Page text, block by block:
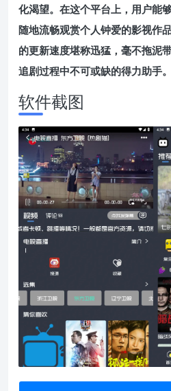
化渴望。在这个平台上，用户能
随地流畅观赏个人钟爱的影视作
的更新速度堪称迅猛，毫不拖泥
追剧过程中不可或缺的得力助手。
软件截图